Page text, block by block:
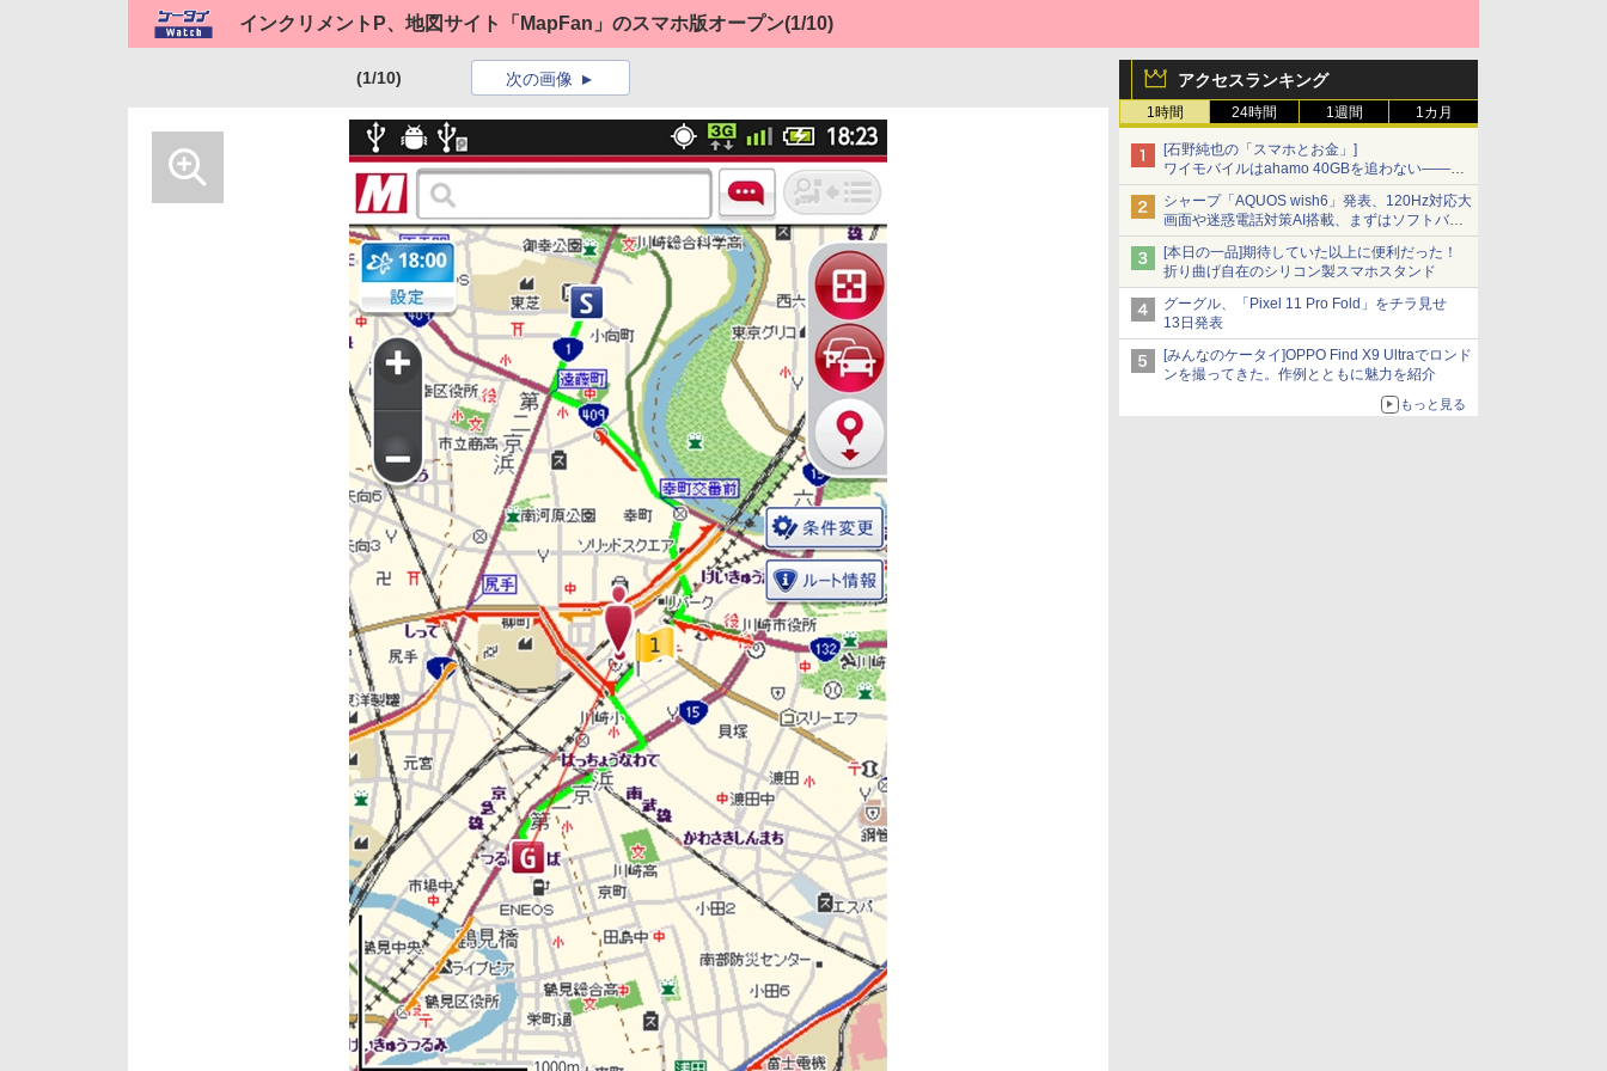
インクリメントP、地図サイト「MapFan」のスマホ版オープン(1/10)
アクセスランキング
1時間 24時間 1週間 1カ月
[石野純也の「スマホとお金」]
ワイモバイルはahamo 40GBを追わない――単
身向け「超おトク割」の安さと1年限定の注意
点
シャープ「AQUOS wish6」発表、120Hz対応大
画面や迷惑電話対策AI搭載、まずはソフトバン
クの法人向け
[本日の一品]期待していた以上に便利だった！
折り曲げ自在のシリコン製スマホスタンド
グーグル、「Pixel 11 Pro Fold」をチラ見せ
13日発表
[みんなのケータイ]OPPO Find X9 Ultraでロンド
ンを撮ってきた。作例とともに魅力を紹介
もっと見る
(1/10) 次の画像